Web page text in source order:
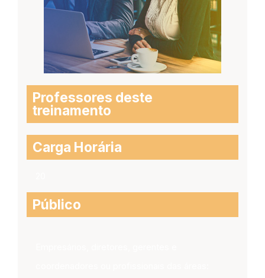
Professores deste
treinamento
Carga Horária
Público